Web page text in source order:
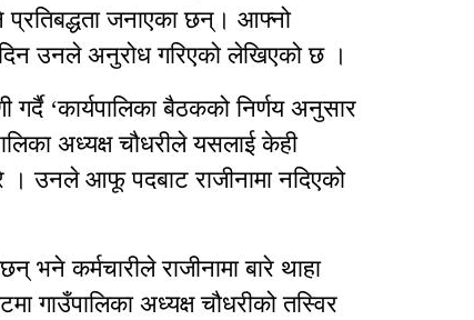
प्रतिबद्धता जनाएका छन्। आफ्नो
उनले अनुरोध गरिएको लेखिएको छ ।
गर्दै ‘कार्यपालिका बैठकको निर्णय अनुसार
अध्यक्ष चौधरीले यसलाई केही
उनले आफू पदबाट राजीनामा नदिएको
भने कर्मचारीले राजीनामा बारे थाहा
गाउँपालिका अध्यक्ष चौधरीको तस्विर